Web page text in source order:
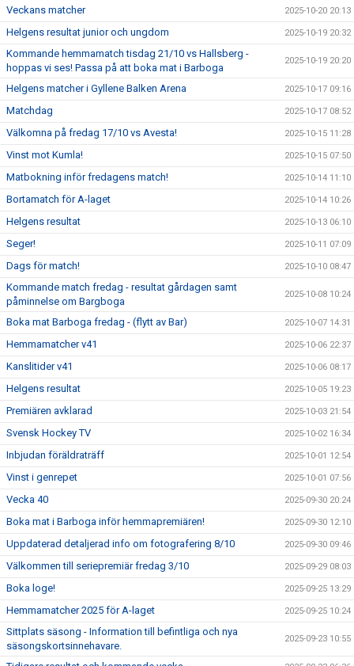
Veckans matcher 2025-10-20 20:13
Helgens resultat junior och ungdom 2025-10-19 20:32
Kommande hemmamatch tisdag 21/10 vs Hallsberg -
hoppas vi ses! Passa på att boka mat i Barboga
2025-10-19 20:20
Helgens matcher i Gyllene Balken Arena 2025-10-17 09:16
Matchdag 2025-10-17 08:52
Välkomna på fredag 17/10 vs Avesta! 2025-10-15 11:28
Vinst mot Kumla! 2025-10-15 07:50
Matbokning inför fredagens match! 2025-10-14 11:10
Bortamatch för A-laget 2025-10-14 10:26
Helgens resultat 2025-10-13 06:10
Seger! 2025-10-11 07:09
Dags för match! 2025-10-10 08:47
Kommande match fredag - resultat gårdagen samt
påminnelse om Bargboga
2025-10-08 10:24
Boka mat Barboga fredag - (flytt av Bar) 2025-10-07 14:31
Hemmamatcher v41 2025-10-06 22:37
Kanslitider v41 2025-10-06 08:17
Helgens resultat 2025-10-05 19:23
Premiären avklarad 2025-10-03 21:54
Svensk Hockey TV 2025-10-02 16:34
Inbjudan föräldraträff 2025-10-01 12:54
Vinst i genrepet 2025-10-01 07:56
Vecka 40 2025-09-30 20:24
Boka mat i Barboga inför hemmapremiären! 2025-09-30 12:10
Uppdaterad detaljerad info om fotografering 8/10 2025-09-30 09:46
Välkommen till seriepremiär fredag 3/10 2025-09-29 08:03
Boka loge! 2025-09-25 13:29
Hemmamatcher 2025 för A-laget 2025-09-25 10:24
Sittplats säsong - Information till befintliga och nya
säsongskortsinnehavare.
2025-09-23 10:55